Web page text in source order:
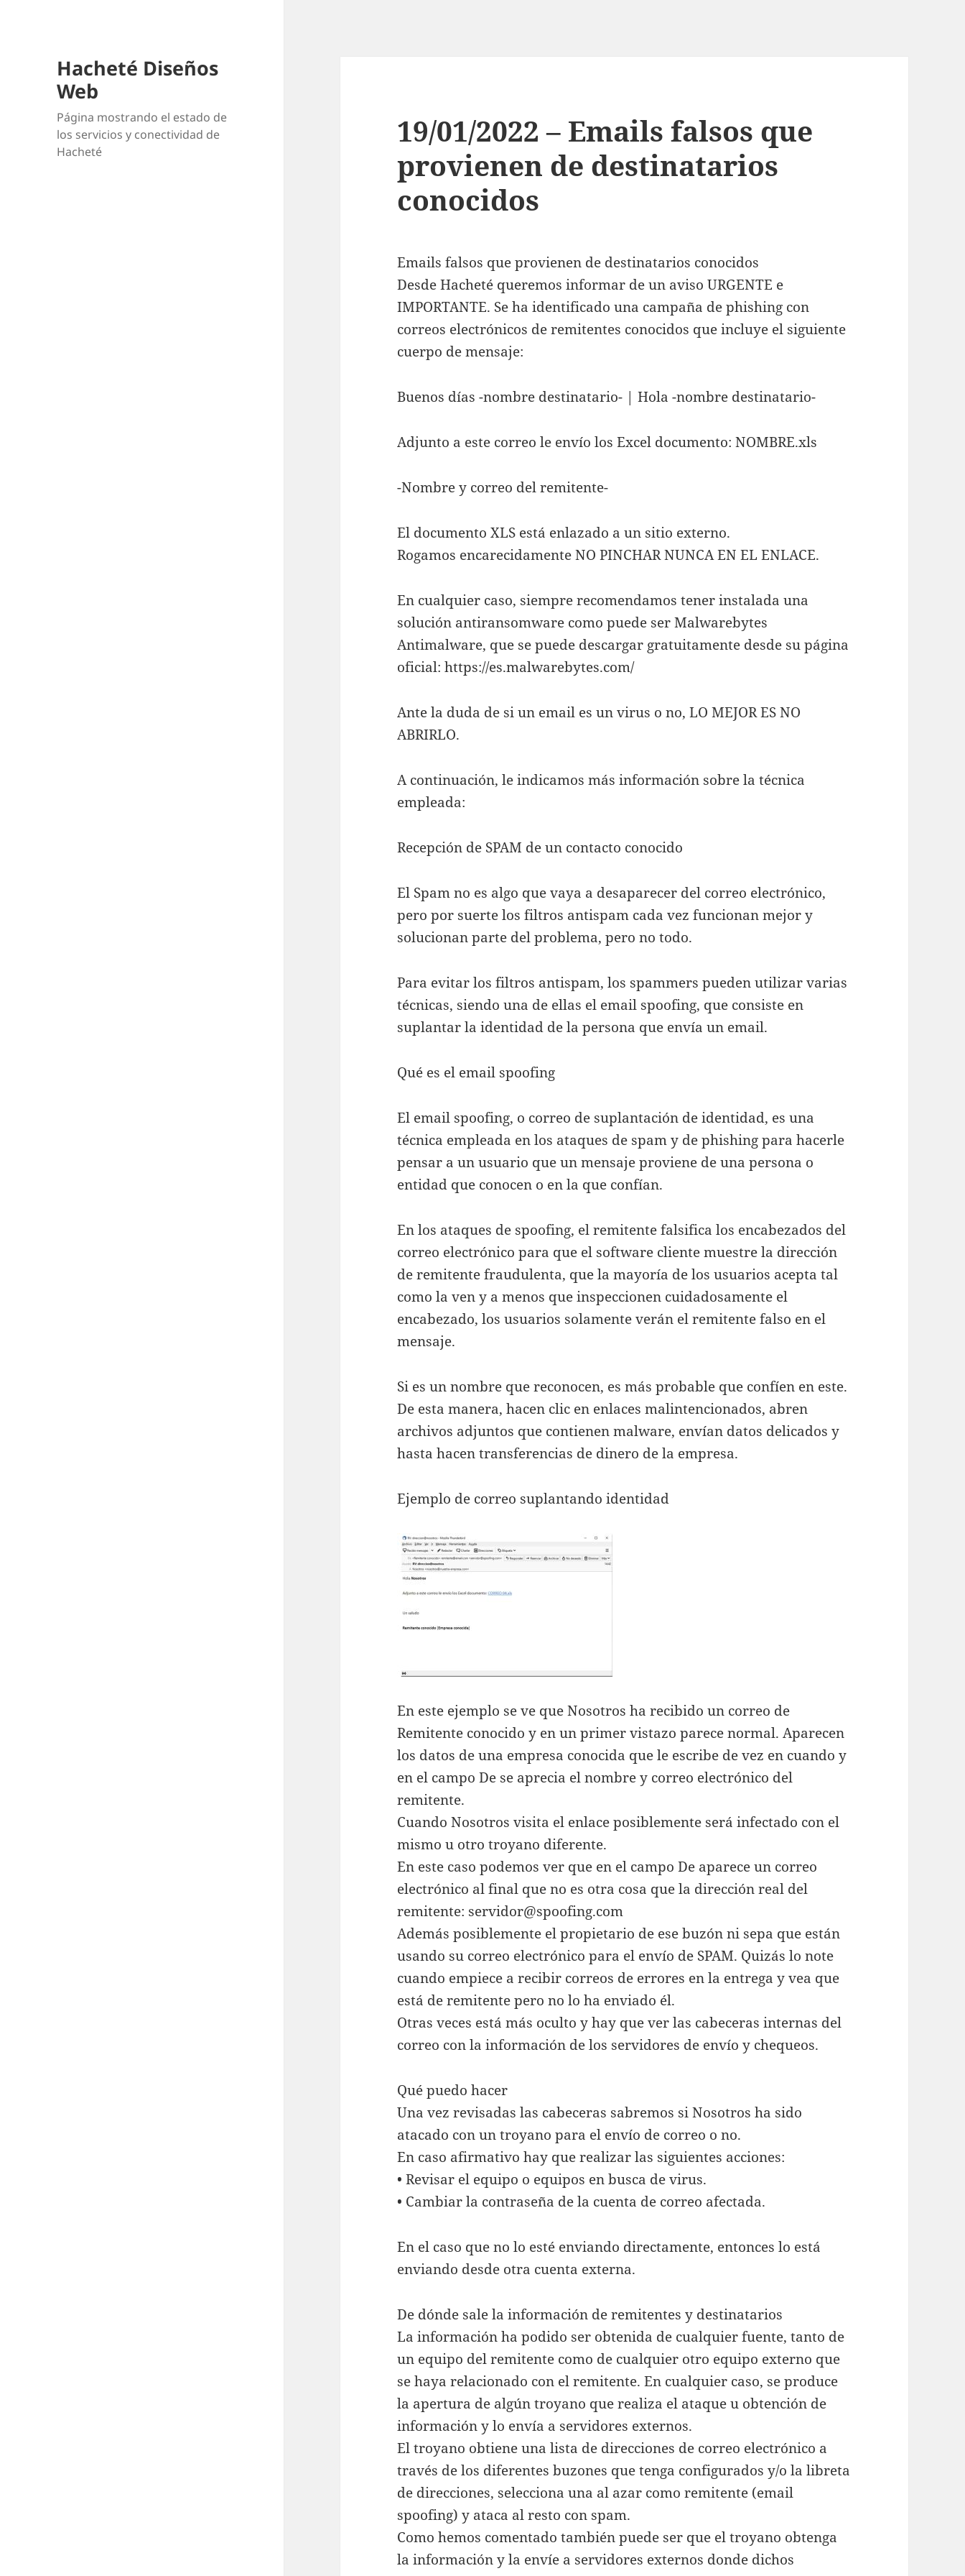
Hacheté Diseños
Web
Página mostrando el estado de
los servicios y conectividad de
Hacheté
19/01/2022 – Emails falsos que
provienen de destinatarios
conocidos
Emails falsos que provienen de destinatarios conocidos
Desde Hacheté queremos informar de un aviso URGENTE e
IMPORTANTE. Se ha identificado una campaña de phishing con
correos electrónicos de remitentes conocidos que incluye el siguiente
cuerpo de mensaje:
Buenos días -nombre destinatario- | Hola -nombre destinatario-
Adjunto a este correo le envío los Excel documento: NOMBRE.xls
-Nombre y correo del remitente-
El documento XLS está enlazado a un sitio externo.
Rogamos encarecidamente NO PINCHAR NUNCA EN EL ENLACE.
En cualquier caso, siempre recomendamos tener instalada una
solución antiransomware como puede ser Malwarebytes
Antimalware, que se puede descargar gratuitamente desde su página
oficial: https://es.malwarebytes.com/
Ante la duda de si un email es un virus o no, LO MEJOR ES NO
ABRIRLO.
A continuación, le indicamos más información sobre la técnica
empleada:
Recepción de SPAM de un contacto conocido
El Spam no es algo que vaya a desaparecer del correo electrónico,
pero por suerte los filtros antispam cada vez funcionan mejor y
solucionan parte del problema, pero no todo.
Para evitar los filtros antispam, los spammers pueden utilizar varias
técnicas, siendo una de ellas el email spoofing, que consiste en
suplantar la identidad de la persona que envía un email.
Qué es el email spoofing
El email spoofing, o correo de suplantación de identidad, es una
técnica empleada en los ataques de spam y de phishing para hacerle
pensar a un usuario que un mensaje proviene de una persona o
entidad que conocen o en la que confían.
En los ataques de spoofing, el remitente falsifica los encabezados del
correo electrónico para que el software cliente muestre la dirección
de remitente fraudulenta, que la mayoría de los usuarios acepta tal
como la ven y a menos que inspeccionen cuidadosamente el
encabezado, los usuarios solamente verán el remitente falso en el
mensaje.
Si es un nombre que reconocen, es más probable que confíen en este.
De esta manera, hacen clic en enlaces malintencionados, abren
archivos adjuntos que contienen malware, envían datos delicados y
hasta hacen transferencias de dinero de la empresa.
Ejemplo de correo suplantando identidad
En este ejemplo se ve que Nosotros ha recibido un correo de
Remitente conocido y en un primer vistazo parece normal. Aparecen
los datos de una empresa conocida que le escribe de vez en cuando y
en el campo De se aprecia el nombre y correo electrónico del
remitente.
Cuando Nosotros visita el enlace posiblemente será infectado con el
mismo u otro troyano diferente.
En este caso podemos ver que en el campo De aparece un correo
electrónico al final que no es otra cosa que la dirección real del
remitente: servidor@spoofing.com
Además posiblemente el propietario de ese buzón ni sepa que están
usando su correo electrónico para el envío de SPAM. Quizás lo note
cuando empiece a recibir correos de errores en la entrega y vea que
está de remitente pero no lo ha enviado él.
Otras veces está más oculto y hay que ver las cabeceras internas del
correo con la información de los servidores de envío y chequeos.
Qué puedo hacer
Una vez revisadas las cabeceras sabremos si Nosotros ha sido
atacado con un troyano para el envío de correo o no.
En caso afirmativo hay que realizar las siguientes acciones:
• Revisar el equipo o equipos en busca de virus.
• Cambiar la contraseña de la cuenta de correo afectada.
En el caso que no lo esté enviando directamente, entonces lo está
enviando desde otra cuenta externa.
De dónde sale la información de remitentes y destinatarios
La información ha podido ser obtenida de cualquier fuente, tanto de
un equipo del remitente como de cualquier otro equipo externo que
se haya relacionado con el remitente. En cualquier caso, se produce
la apertura de algún troyano que realiza el ataque u obtención de
información y lo envía a servidores externos.
El troyano obtiene una lista de direcciones de correo electrónico a
través de los diferentes buzones que tenga configurados y/o la libreta
de direcciones, selecciona una al azar como remitente (email
spoofing) y ataca al resto con spam.
Como hemos comentado también puede ser que el troyano obtenga
la información y la envíe a servidores externos donde dichos